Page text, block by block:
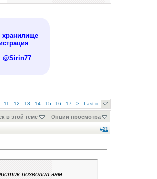
хранилище
@Sirin77
11 12 13 14 15 16 17 > Last»
в этой теме Опции просмотра
#21
позволил нам